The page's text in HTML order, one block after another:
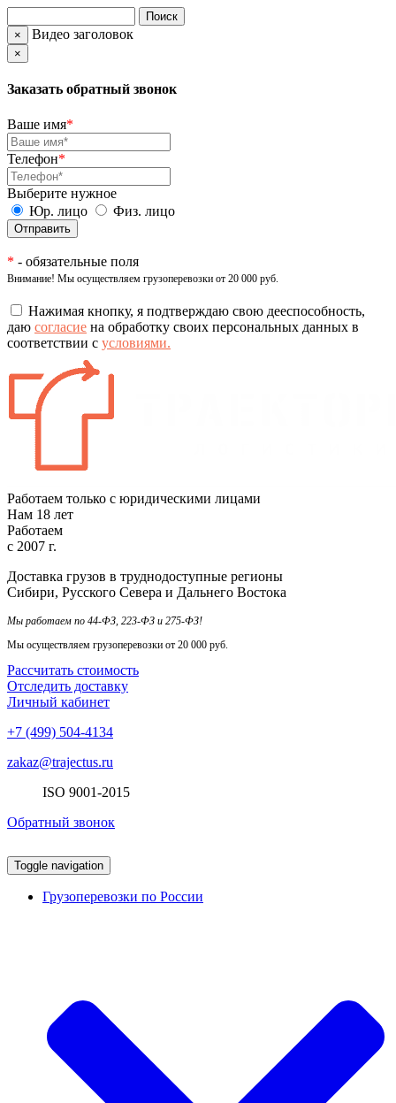
× Видео заголовок
×
Заказать обратный звонок
Ваше имя*
Телефон*
Выберите нужное
Юр. лицо
Физ. лицо
* - обязательные поля
Внимание! Мы осуществляем грузоперевозки от 20 000 руб.
Нажимая кнопку, я подтверждаю свою дееспособность,
даю согласие на обработку своих персональных данных в
соответствии с условиями.
Работаем только с юридическими лицами
Нам 18 лет
Работаем
с 2007 г.
Доставка грузов в труднодоступные регионы
Сибири, Русского Севера и Дальнего Востока
Мы работаем по 44-ФЗ, 223-ФЗ и 275-ФЗ!
Мы осуществляем грузоперевозки от 20 000 руб.
Рассчитать стоимость
Отследить доставку
Личный кабинет
+7 (499) 504-4134
zakaz@trajectus.ru
ISO 9001-2015
Обратный звонок
Toggle navigation
Грузоперевозки по России